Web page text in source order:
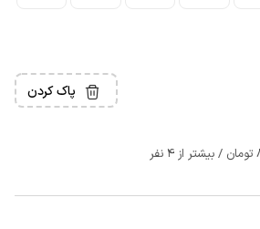
پاک کردن